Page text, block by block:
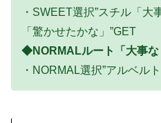
・SWEET選択”スチル「
「驚かせたかな」”GET
◆NORMALルート「大事な
・NORMAL選択”アルベル